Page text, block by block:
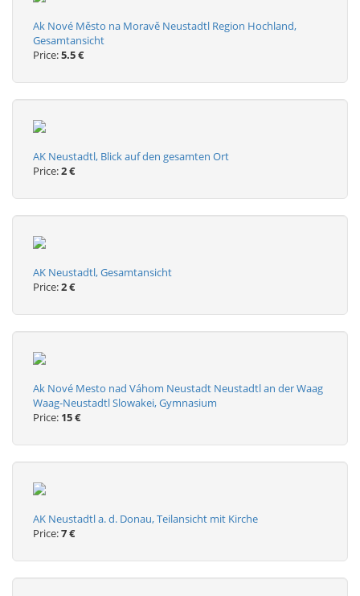
Ak Nové Město na Moravě Neustadtl Region Hochland,
Gesamtansicht
Price:5.5 €
AK Neustadtl, Blick auf den gesamten Ort
Price:2 €
AK Neustadtl, Gesamtansicht
Price:2 €
Ak Nové Mesto nad Váhom Neustadt Neustadtl an der Waag
Waag-Neustadtl Slowakei, Gymnasium
Price: 15 €
AK Neustadtl a. d. Donau, Teilansicht mit Kirche
Price:7 €